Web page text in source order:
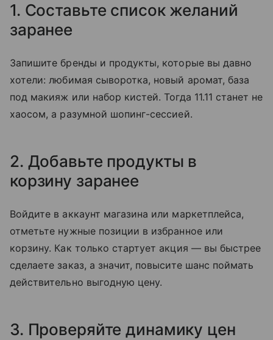
1. Составьте список желаний
заранее
Запишите бренды и продукты, которые вы давно
хотели: любимая сыворотка, новый аромат, база
под макияж или набор кистей. Тогда 11.11 станет не
хаосом, а разумной шопинг-сессией.
2. Добавьте продукты в
корзину заранее
Войдите в аккаунт магазина или маркетплейса,
отметьте нужные позиции в избранное или
корзину. Как только стартует акция — вы быстрее
сделаете заказ, а значит, повысите шанс поймать
действительно выгодную цену.
3. Проверяйте динамику цен